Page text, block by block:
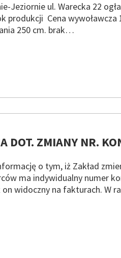
Jeziornie ul. Warecka 22
produkcji Cena wywoławcza
250 cm. brak…
DOT. ZMIANY NR.
o tym, iż Zakład
ma indywidualny numer
widoczny na fakturach. W